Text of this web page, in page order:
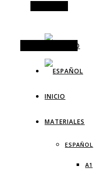
INICIO
MATERIALES
ESPAÑOL
A1